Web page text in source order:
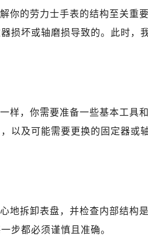
心办公楼C座22层08室（需提前
大厦38层09室（需提前预约）
写字楼A座7楼709室（需提前预
心A座907室（需提前预约）
座(旺进大厦)18层09室（需提前
写字楼B座13层07室（需提前预约
B座17层1707室（需提前预约）
字楼A座10层1002室（需提前预
你的劳力士手表的结构至关重
损坏或轴磨损导致的。此时，
样，你需要准备一些基本工具
以及可能需要更换的固定器或
地拆卸表盘，并检查内部结构
步都必须谨慎且准确。